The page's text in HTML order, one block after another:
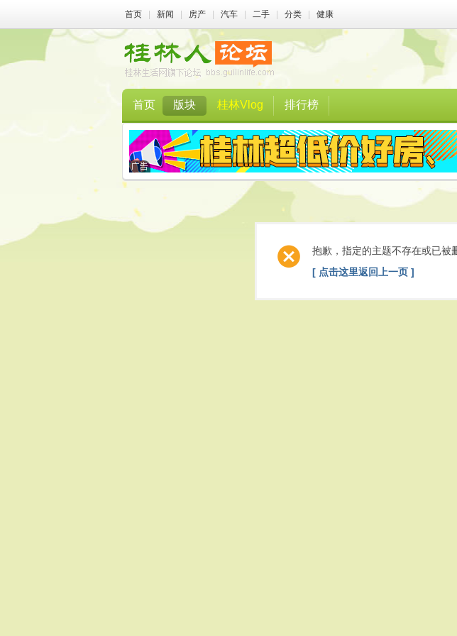
首页 新闻 房产 汽车 二手 分类 健康
首页 版块 桂林Vlog 排行榜
抱歉，指定的主题不存在或已被
[ 点击这里返回上一页 ]